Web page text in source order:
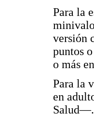
Para la
versión
puntos
o más
Para la
en
Salud—.